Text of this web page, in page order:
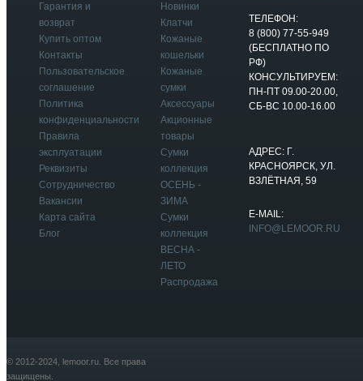
Гарантия и
возврат
Купить оптом
Контакты
Пользовательское
соглашение
Политика
конфиденциальности
Правила
эксплуатации
Реквизиты
Сотрудничество
Вакансии
Карта сайта
Блог
Новинки
Клатчи
Кожаные
кошельки
Кожаные
сумки
Аксессуары
Акционные
товары
Сумки
коллекция
ОСЕНЬ -
ЗИМА
Сумки
коллекция
ВЕСНА -
ЛЕТО
Распродажа
ТЕЛЕФОН:
8 (800) 77-55-949
(БЕСПЛАТНО ПО
РФ)
КОНСУЛЬТИРУЕМ:
ПН-ПТ 09.00-20.00,
СБ-ВС 10.00-16.00
АДРЕС: Г.
КРАСНОЯРСК, УЛ.
ВЗЛЁТНАЯ, 59
E-MAIL:
INFO@LEMOOR.RU
© 2012-2024, lemoor.ru. Все права
защищены.